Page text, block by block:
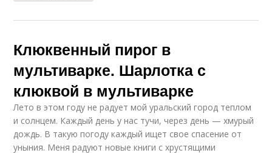
Клюквенный пирог в
мультиварке. Шарлотка с
клюквой в мультиварке
Лето в этом году не радует мой уральский город теплом
и солнцем. Каждый день у нас тучи, через день — хмурый
дождь. В такую погоду каждый ищет свое спасение от
уныния. Меня радуют новые книги с хрустящими